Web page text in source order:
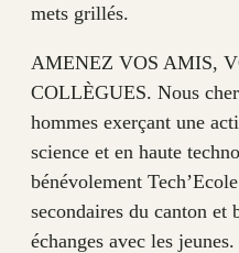
mets grillés.
AMENEZ VOS AMIS,
COLLÈGUES. Nous
hommes exerçant une
science et en haute
bénévolement
secondaires du canton et
échanges avec les jeunes.